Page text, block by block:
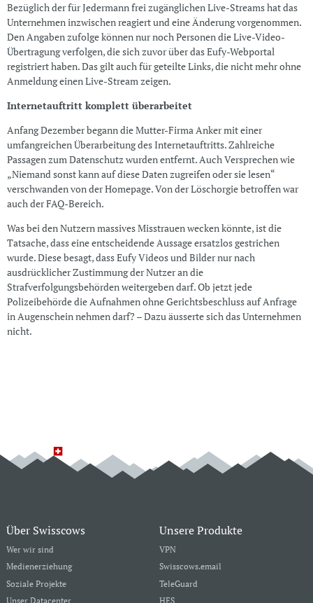
Bezüglich der für Jedermann frei zugänglichen Live-Streams hat das
Unternehmen inzwischen reagiert und eine Änderung vorgenommen.
Den Angaben zufolge können nur noch Personen die Live-Video-
Übertragung verfolgen, die sich zuvor über das Eufy-Webportal
registriert haben. Das gilt auch für geteilte Links, die nicht mehr ohne
Anmeldung einen Live-Stream zeigen.
Internetauftritt komplett überarbeitet
Anfang Dezember begann die Mutter-Firma Anker mit einer
umfangreichen Überarbeitung des Internetauftritts. Zahlreiche
Passagen zum Datenschutz wurden entfernt. Auch Versprechen wie
„Niemand sonst kann auf diese Daten zugreifen oder sie lesen“
verschwanden von der Homepage. Von der Löschorgie betroffen war
auch der FAQ-Bereich.
Was bei den Nutzern massives Misstrauen wecken könnte, ist die
Tatsache, dass eine entscheidende Aussage ersatzlos gestrichen
wurde. Diese besagt, dass Eufy Videos und Bilder nur nach
ausdrücklicher Zustimmung der Nutzer an die
Strafverfolgungsbehörden weitergeben darf. Ob jetzt jede
Polizeibehörde die Aufnahmen ohne Gerichtsbeschluss auf Anfrage
in Augenschein nehmen darf? – Dazu äusserte sich das Unternehmen
nicht.
Über Swisscows
Wer wir sind
Medienerziehung
Soziale Projekte
Unsere Produkte
VPN
Swisscows.email
TeleGuard